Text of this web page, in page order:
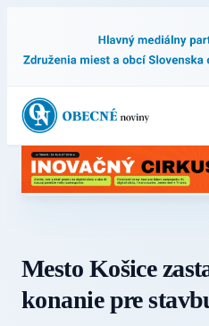
Mesto Košice
konanie pre